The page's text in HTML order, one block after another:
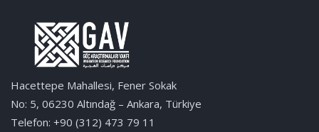
Hacettepe Mahallesi, Fener Sokak
No: 5, 06230 Altındağ – Ankara, Türkiye
Telefon: +90 (312) 473 79 11